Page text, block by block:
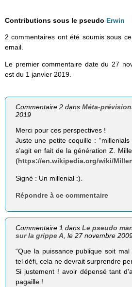
Contributions sous le pseudo Erwin
2 commentaires ont été soumis sous
email.
Le premier commentaire date du 27
est du 1 janvier 2019.
Commentaire 2 dansMéta-
2019
Merci pour ces perspectives !
Juste une petite coquille :
s’agit en fait de la génération Z.
(https://en.wikipedia.org/wiki/
Signé : Un millenial :).
Répondre à ce commentaire
Commentaire 1 dansLe pseudo
sur la grippe A , le 27 novembre
“Que la puissance publique soit
tel défi, cela ne devrait surprendre
Si justement ! avoir dépensé tant
pagaille !